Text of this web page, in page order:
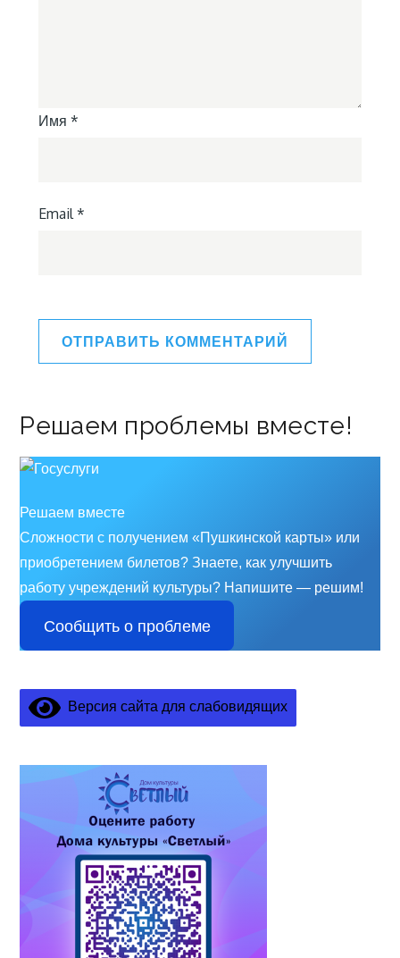
Имя *
Email *
Решаем проблемы вместе!
Решаем вместе
Сложности с получением «Пушкинской карты» или
приобретением билетов? Знаете, как улучшить
работу учреждений культуры? Напишите — решим!
Сообщить о проблеме
Версия сайта для слабовидящих